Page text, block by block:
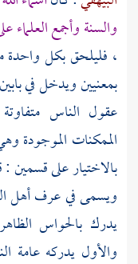
والسنة وأجمع العلماء
، فليلحق بكل واحدة
بمعنيين ويدخل في
عقول الناس
الممكنات الموجودة
بالاختيار على
ويسمى في عرف أهل
يدرك بالحواس
والأول يدركه عامة